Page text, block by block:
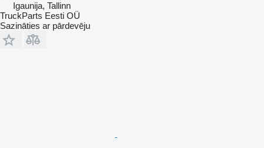
Igaunija, Tallinn
TruckParts Eesti OÜ
Sazināties ar pārdevēju